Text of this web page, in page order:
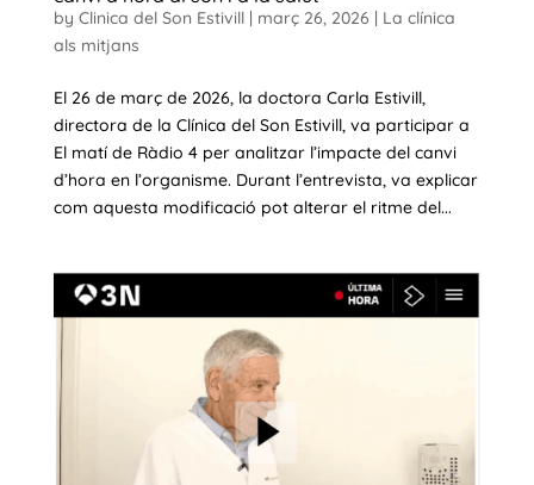
by Clinica del Son Estivill| març 26, 2026 | La clínica
als mitjans
El 26 de març de 2026, la doctora Carla Estivill,
directora de la Clínica del Son Estivill, va participar a
El matí de Ràdio 4 per analitzar l’impacte del canvi
d’hora en l’organisme. Durant l’entrevista, va explicar
com aquesta modificació pot alterar el ritme del...